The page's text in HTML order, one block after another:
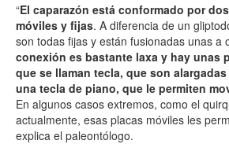
“El caparazón está conformado por
móviles y fijas. A diferencia de un
son todas fijas y están fusionadas unas a
conexión es bastante laxa y hay unas
que se llaman tecla, que son
una tecla de piano, que le permiten
En algunos casos extremos, como el
actualmente, esas placas móviles les
explica el paleontólogo.